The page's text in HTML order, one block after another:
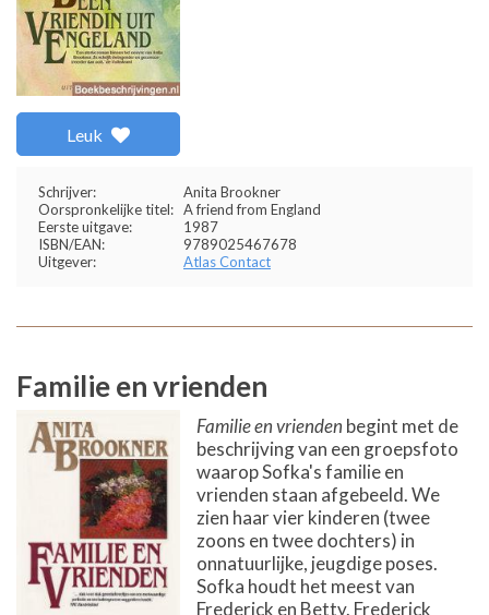
Leuk
Schrijver:
Anita Brookner
Oorspronkelijke titel: A friend from England
Eerste uitgave:
1987
ISBN/EAN:
9789025467678
Uitgever:
Atlas Contact
Familie en vrienden
Familie en vrienden begint met de
beschrijving van een groepsfoto
waarop Sofka's familie en
vrienden staan afgebeeld. We
zien haar vier kinderen (twee
zoons en twee dochters) in
onnatuurlijke, jeugdige poses.
Sofka houdt het meest van
Frederick en Betty. Frederick